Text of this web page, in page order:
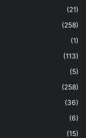
(21)
(258)
(1)
(113)
(5)
(258)
(36)
(6)
(15)